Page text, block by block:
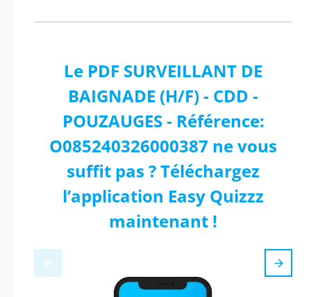
Le PDF SURVEILLANT DE
BAIGNADE (H/F) - CDD -
POUZAUGES - Référence:
O085240326000387 ne vous
suffit pas ? Téléchargez
l’application Easy Quizzz
maintenant !